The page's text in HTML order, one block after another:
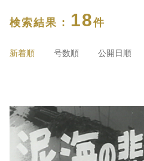
検索結果 : 18件
新着順 号数順 公開日順